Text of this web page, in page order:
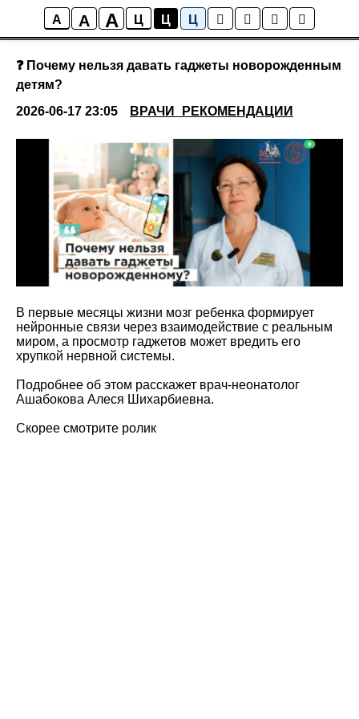
A A A Ц Ц Ц
Новости
❓ Почему нельзя давать гаджеты новорожденным
детям?
2026-06-17 23:05
ВРАЧИ_РЕКОМЕНДАЦИИ
В первые месяцы жизни мозг ребенка формирует
нейронные связи через взаимодействие с реальным
миром, а просмотр гаджетов может вредить его
хрупкой нервной системы.
Подробнее об этом расскажет врач-неонатолог
Ашабокова Алеся Шихарбиевна.
Скорее смотрите ролик